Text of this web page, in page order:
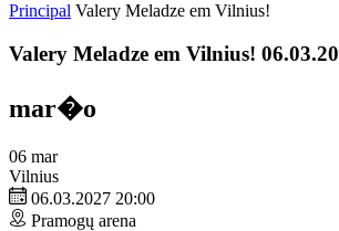
Principal Valery Meladze em Vilnius!
Valery Meladze em Vilnius!
mar�o
06 mar
Vilnius
06.03.2027 20:00
Pramogų arena